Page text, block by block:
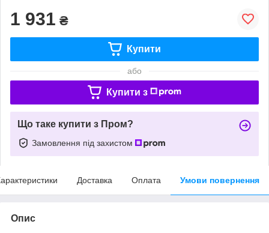
1 931 ₴
Купити
або
Купити з
Що таке купити з Пром?
Замовлення під захистом
Доставка Оплата Умови повернення
Опис